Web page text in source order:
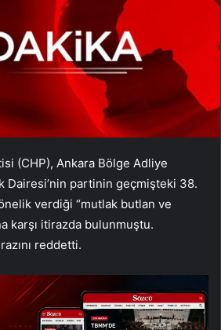
(CHP), Ankara Bölge Adliye
Dairesi’nin partinin geçmişteki 38.
verdiği “mutlak butlan ve
karşı itirazda bulunmuştu.
reddetti.